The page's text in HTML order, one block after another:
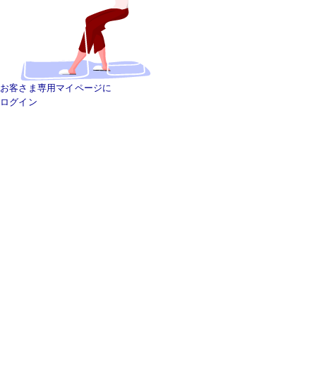
お客さま専用マイページに
ログイン